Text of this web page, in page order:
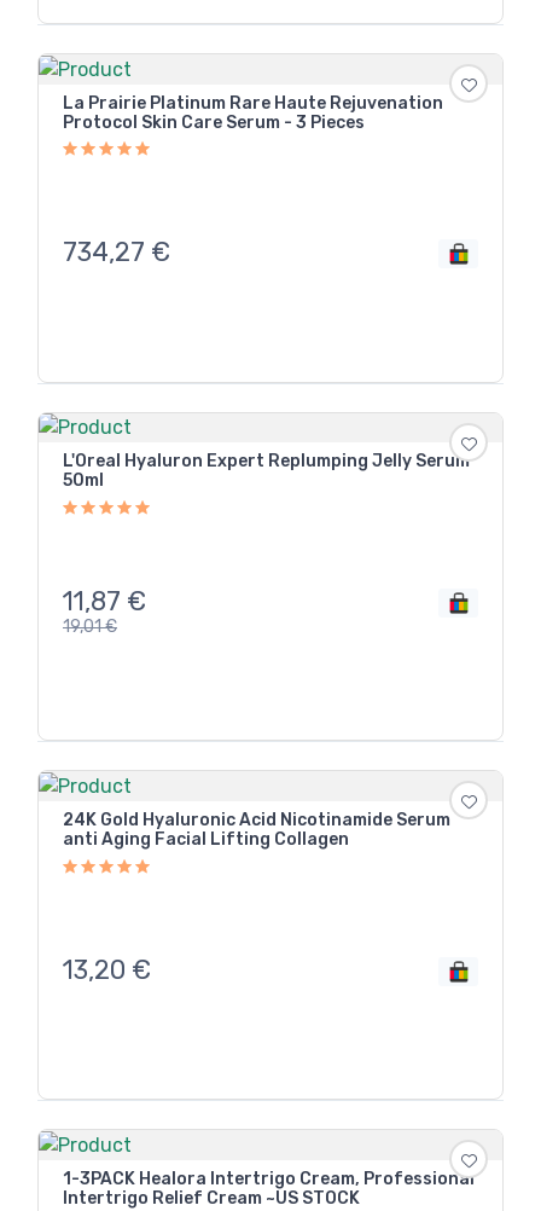
La Prairie Platinum Rare Haute Rejuvenation
Protocol Skin Care Serum - 3 Pieces
734,27 €
L'Oreal Hyaluron Expert Replumping Jelly Serum
50ml
11,87 €
19,01€
24K Gold Hyaluronic Acid Nicotinamide Serum
anti Aging Facial Lifting Collagen
13,20 €
1-3PACK Healora Intertrigo Cream, Professional
Intertrigo Relief Cream ~US STOCK